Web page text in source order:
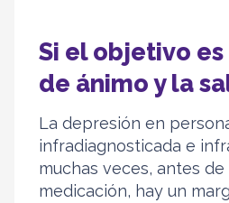
Si el objetivo
de ánimo y la
La depresión en
infradiagnosticada e
muchas veces, antes
medicación, hay un